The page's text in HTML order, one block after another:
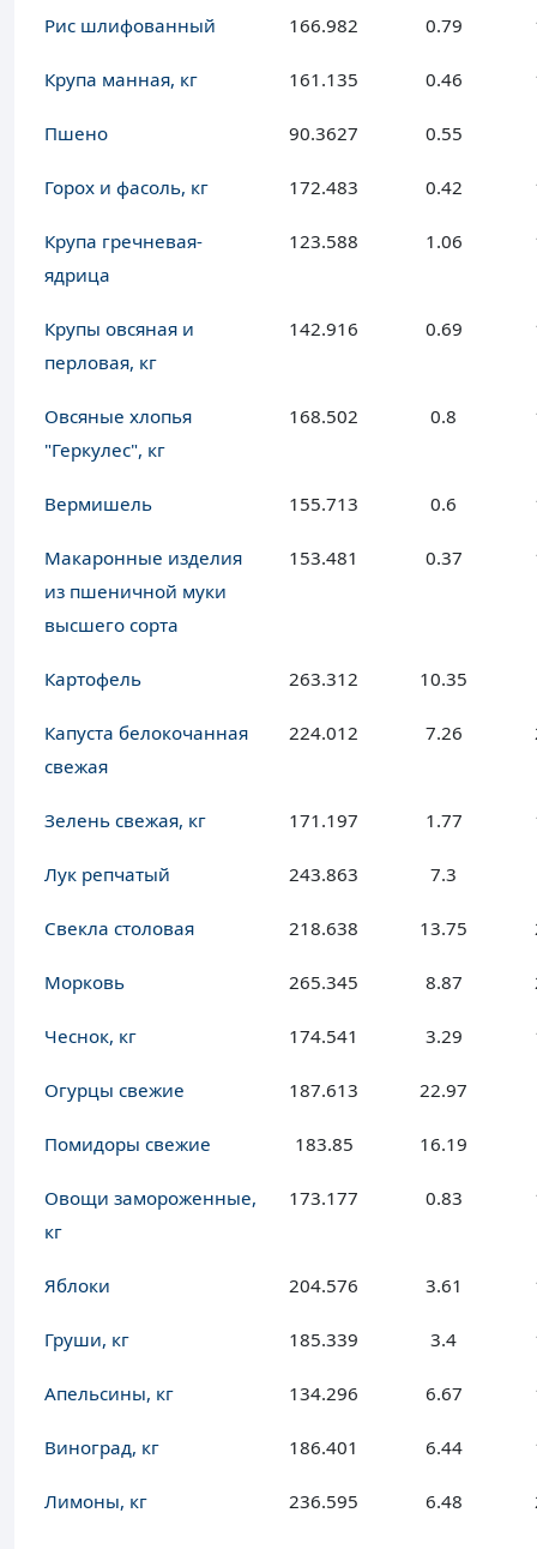
Рис шлифованный 166.982 0.79
Крупа манная, кг 161.135 0.46
Пшено 90.3627 0.55
Горох и фасоль, кг 172.483 0.42
Крупа гречневая-
ядрица
123.588 1.06
Крупы овсяная и
перловая, кг
142.916 0.69
Овсяные хлопья
"Геркулес", кг
168.502 0.8
Вермишель 155.713 0.6
Макаронные изделия
из пшеничной муки
высшего сорта
153.481 0.37
Картофель 263.312 10.35
Капуста белокочанная
свежая
224.012 7.26
Зелень свежая, кг 171.197 1.77
Лук репчатый 243.863 7.3
Свекла столовая 218.638 13.75
Морковь 265.345 8.87
Чеснок, кг 174.541 3.29
Огурцы свежие 187.613 22.97
Помидоры свежие 183.85 16.19
Овощи замороженные,
кг
173.177 0.83
Яблоки 204.576 3.61
Груши, кг 185.339 3.4
Апельсины, кг 134.296 6.67
Виноград, кг 186.401 6.44
Лимоны, кг 236.595 6.48